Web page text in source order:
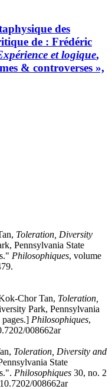
des
de : Frédéric
et logique,
& controverses »,
Toleration, Diversity
Pennsylvania State
Philosophiques, volume
Chor Tan, Toleration,
Park, Pennsylvania
Philosophiques,
008662ar
Toleration, Diversity and
State
Philosophiques 30, no. 2
008662ar